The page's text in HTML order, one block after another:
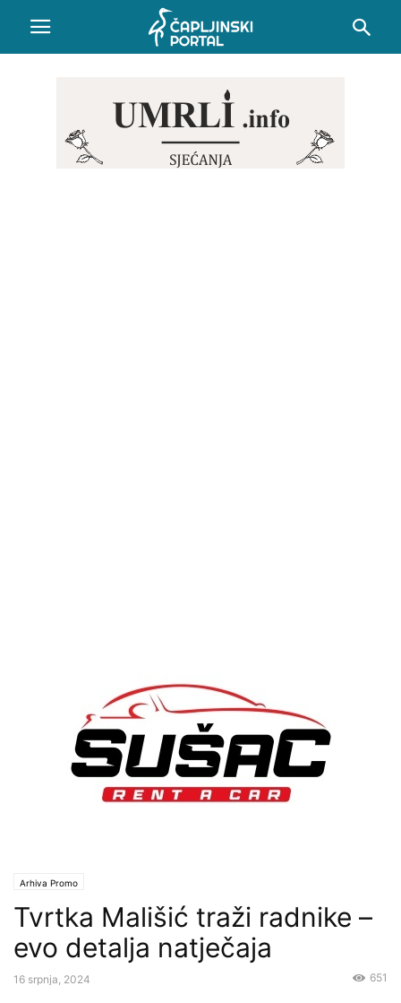
Arhiva Promo
Tvrtka Mališić traži radnike –
evo detalja natječaja
16 srpnja, 2024 651